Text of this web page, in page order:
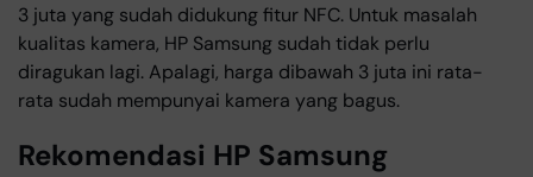
3 juta yang sudah didukung fitur NFC. Untuk masalah
kualitas kamera, HP Samsung sudah tidak perlu
diragukan lagi. Apalagi, harga dibawah 3 juta ini rata-
rata sudah mempunyai kamera yang bagus.
Rekomendasi HP Samsung